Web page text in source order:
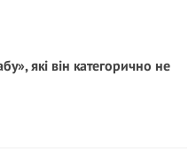
які він категорично не